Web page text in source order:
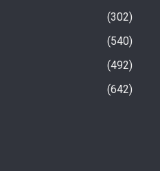
302
540
492
642